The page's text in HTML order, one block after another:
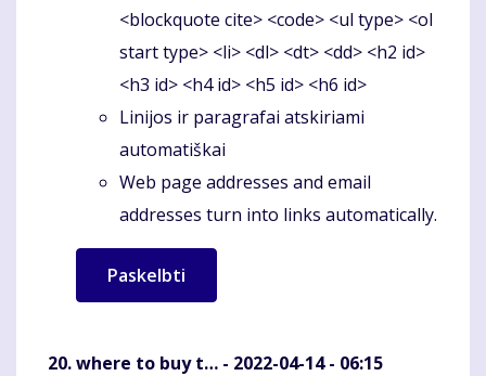
<blockquote cite> <code> <ul type> <ol
start type> <li> <dl> <dt> <dd> <h2 id>
<h3 id> <h4 id> <h5 id> <h6 id>
Linijos ir paragrafai atskiriami
automatiškai
Web page addresses and email
addresses turn into links automatically.
where to buy t… - 2022-04-14 - 06:15